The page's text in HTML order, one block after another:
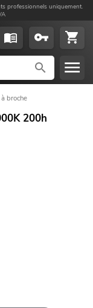
professionnels uniquement.
broche
200h